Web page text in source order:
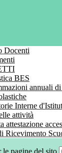
Docenti
BES
annuali di
Interne
attività
attestazione
Ricevimento